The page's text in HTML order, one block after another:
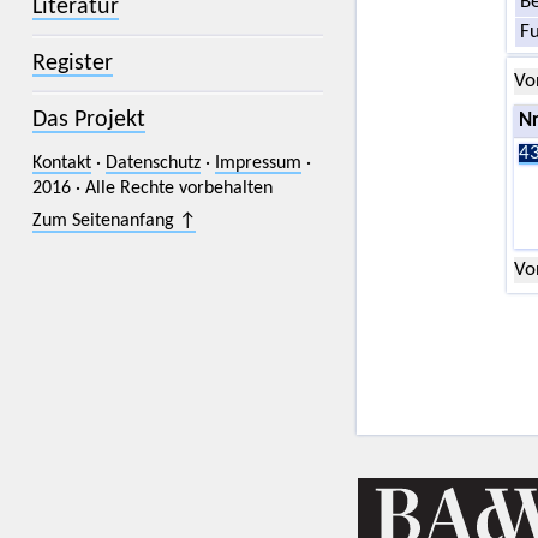
Literatur
Register
Das Projekt
Kontakt· Datenschutz· Impressum ·
2016 · Alle Rechte vorbehalten
Zum Seitenanfang ↑